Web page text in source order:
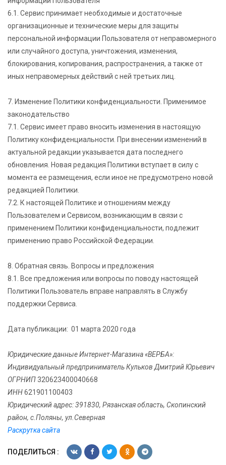
6.1. Сервис принимает необходимые и достаточные
организационные и технические меры для защиты
персональной информации Пользователя от неправомерного
или случайного доступа, уничтожения, изменения,
блокирования, копирования, распространения, а также от
иных неправомерных действий с ней третьих лиц.
7. Изменение Политики конфиденциальности. Применимое
законодательство
7.1. Сервис имеет право вносить изменения в настоящую
Политику конфиденциальности. При внесении изменений в
актуальной редакции указывается дата последнего
обновления. Новая редакция Политики вступает в силу с
момента ее размещения, если иное не предусмотрено новой
редакцией Политики.
7.2. К настоящей Политике и отношениям между
Пользователем и Сервисом, возникающим в связи с
применением Политики конфиденциальности, подлежит
применению право Российской Федерации.
8. Обратная связь. Вопросы и предложения
8.1. Все предложения или вопросы по поводу настоящей
Политики Пользователь вправе направлять в Службу
поддержки Сервиса.
Дата публикации: 01 марта 2020 года
Юридические данные Интернет-Магазина «ВЕРБА»:
Индивидуальный предприниматель Кульков Дмитрий Юрьевич
ОГРНИП320623400040668
ИНН621901100403
Юридический адрес: 391830, Рязанская область, Скопинский
район, с.Поляны, ул.Северная
Раскрутка сайта
ПОДЕЛИТЬСЯ :